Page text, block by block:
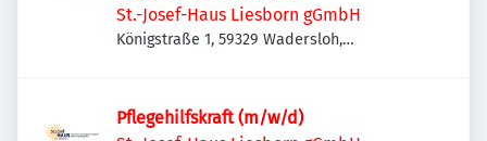
St.-Josef-Haus Liesborn gGmbH
Königstraße 1, 59329 Wadersloh,
Pflegehilfskraft (m/w/d)